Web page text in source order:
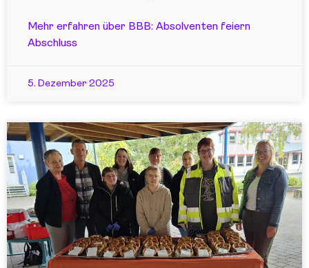
Mehr erfahren über BBB: Absolventen feiern
Abschluss
5. Dezember 2025